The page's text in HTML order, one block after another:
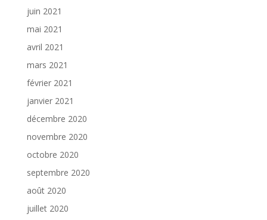
juin 2021
mai 2021
avril 2021
mars 2021
février 2021
janvier 2021
décembre 2020
novembre 2020
octobre 2020
septembre 2020
août 2020
juillet 2020